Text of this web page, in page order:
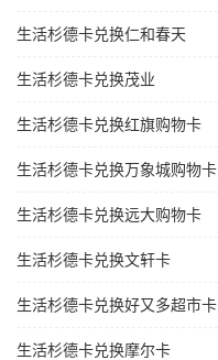
生活杉德卡兑换仁和春天
生活杉德卡兑换茂业
生活杉德卡兑换红旗购物卡
生活杉德卡兑换万象城购物卡
生活杉德卡兑换远大购物卡
生活杉德卡兑换文轩卡
生活杉德卡兑换好又多超市卡
生活杉德卡兑换摩尔卡